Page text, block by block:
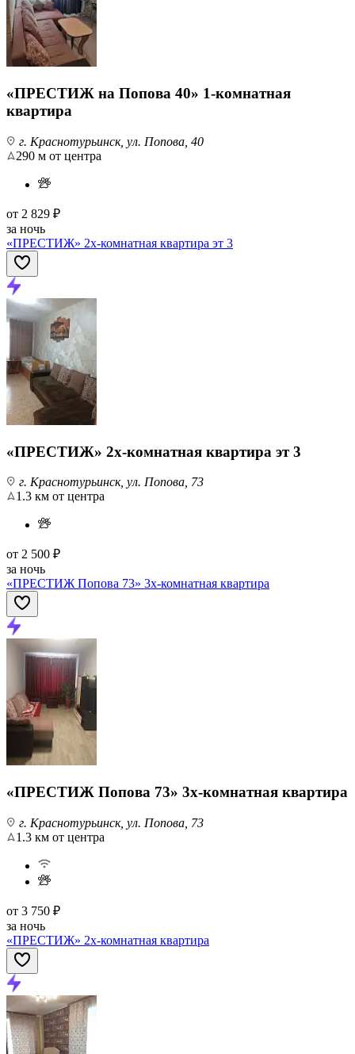
«ПРЕСТИЖ на Попова 40» 1-комнатная
квартира
г. Краснотурьинск, ул. Попова, 40
290 м от центра
от 2 829 ₽
за ночь
«ПРЕСТИЖ» 2х-комнатная квартира эт 3
«ПРЕСТИЖ» 2х-комнатная квартира эт 3
г. Краснотурьинск, ул. Попова, 73
1.3 км от центра
от 2 500 ₽
за ночь
«ПРЕСТИЖ Попова 73» 3х-комнатная квартира
«ПРЕСТИЖ Попова 73» 3х-комнатная квартира
г. Краснотурьинск, ул. Попова, 73
1.3 км от центра
от 3 750 ₽
за ночь
«ПРЕСТИЖ» 2х-комнатная квартира